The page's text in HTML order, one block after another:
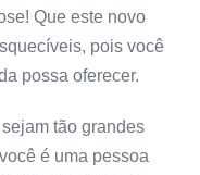
Que este novo
pois você
possa oferecer.
tão grandes
é uma pessoa